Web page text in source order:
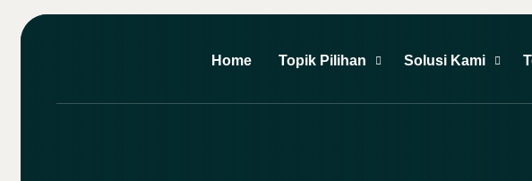
Home Topik Pilihan Solusi Kami